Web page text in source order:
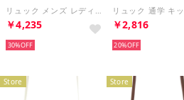
リュック メンズ レディース 通学 ずり落ち防止 カジュアル 旅行 軽量 男子 女子 高校生 大学生 バッグ バックパック ベルト シンプル 通学用 18L A4 リュックサック 20235 （グレー）
￥4,235
30%
￥2,816
20%
Store Store